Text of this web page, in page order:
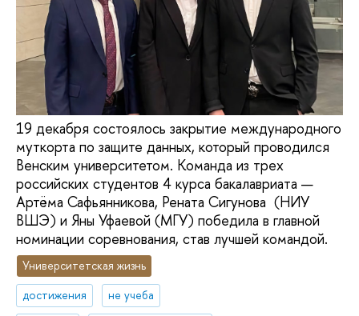
19 декабря состоялось закрытие международного
муткорта по защите данных, который проводился
Венским университетом. Команда из трех
российских студентов 4 курса бакалавриата —
Артёма Сафьянникова, Рената Сигунова (НИУ
ВШЭ) и Яны Уфаевой (МГУ) победила в главной
номинации соревнования, став лучшей командой.
Университетская жизнь
достижения
не учеба